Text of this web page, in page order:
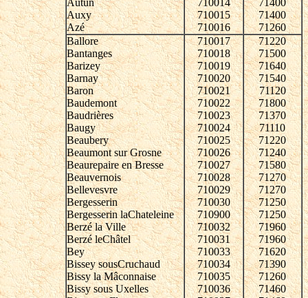
Autun
Auxy
Azé
710014
710015
710016
71400
71400
71260
Ballore
Bantanges
Barizey
Barnay
Baron
Baudemont
Baudrières
Baugy
Beaubery
Beaumont sur Grosne
Beaurepaire en Bresse
Beauvernois
Bellevesvre
Bergesserin
Bergesserin laChateleine
Berzé la Ville
Berzé leChâtel
Bey
Bissey sousCruchaud
Bissy la Mâconnaise
Bissy sous Uxelles
710017
710018
710019
710020
710021
710022
710023
710024
710025
710026
710027
710028
710029
710030
710900
710032
710031
710033
710034
710035
710036
71220
71500
71640
71540
71120
71800
71370
71110
71220
71240
71580
71270
71270
71250
71250
71960
71960
71620
71390
71260
71460